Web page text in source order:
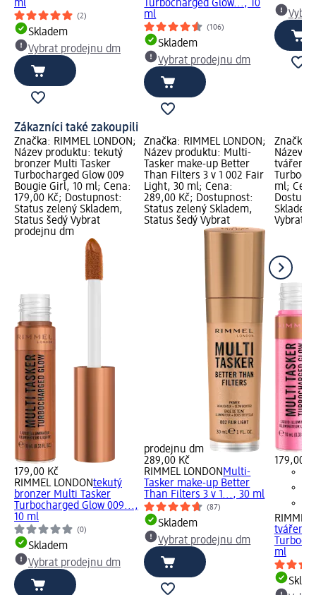
ml
(2)
Skladem
Vybrat prodejnu dm
Turbocharged Glow..., 10
ml
(106)
Skladem
Vybrat prodejnu dm
Zákazníci také zakoupili
Značka: RIMMEL LONDON;
Název produktu: tekutý
bronzer Multi Tasker
Turbocharged Glow 009
Bougie Girl, 10 ml; Cena:
179,00 Kč; Dostupnost:
Status zelený Skladem,
Status šedý Vybrat
prodejnu dm
179,00 Kč
RIMMEL LONDONtekutý
bronzer Multi Tasker
Turbocharged Glow 009...,
10 ml
(0)
Skladem
Vybrat prodejnu dm
Značka: RIMMEL LONDON;
Název produktu: Multi-
Tasker make-up Better
Than Filters 3 v 1 002 Fair
Light, 30 ml; Cena:
289,00 Kč; Dostupnost:
Status zelený Skladem,
Status šedý Vybrat
prodejnu dm
289,00 Kč
RIMMEL LONDON Multi-
Tasker make-up Better
Than Filters 3 v 1..., 30 ml
(87)
Skladem
Vybrat prodejnu dm
Značka:
Název
ml;
Vybrat
179,00
RIMMEL
ml